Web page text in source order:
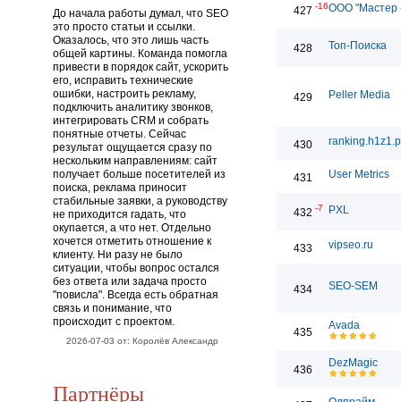
До начала работы думал, что SEO
это просто статьи и ссылки.
Оказалось, что это лишь часть
общей картины. Команда помогла
привести в порядок сайт, ускорить
его, исправить технические
ошибки, настроить рекламу,
подключить аналитику звонков,
интегрировать CRM и собрать
понятные отчеты. Сейчас
результат ощущается сразу по
нескольким направлениям: сайт
получает больше посетителей из
поиска, реклама приносит
стабильные заявки, а руководству
не приходится гадать, что
окупается, а что нет. Отдельно
хочется отметить отношение к
клиенту. Ни разу не было
ситуации, чтобы вопрос остался
без ответа или задача просто
"повисла". Всегда есть обратная
связь и понимание, что
происходит с проектом.
2026-07-03 от: Королёв Александр
Партнёры
427 -16ООО "Мастер
428 Топ-Поиска
429 Peller Media
430
431 User Metrics
432 -7 PXL
433 vipseo.ru
434 SEO-SEM
435
Avada
436
DezMagic